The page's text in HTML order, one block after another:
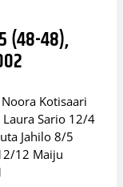
(48-48),
Kotisaari
Sario 12/4
Jahilo 8/5
12 Maiju